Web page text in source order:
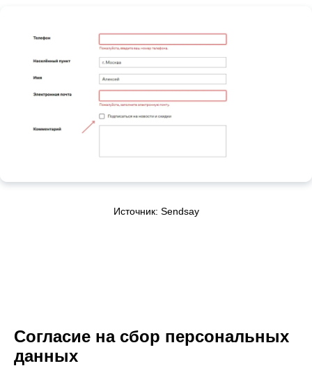
Источник: Sendsay
Согласие на сбор персональных
данных